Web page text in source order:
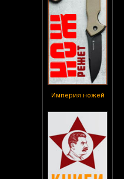
Империя ножей